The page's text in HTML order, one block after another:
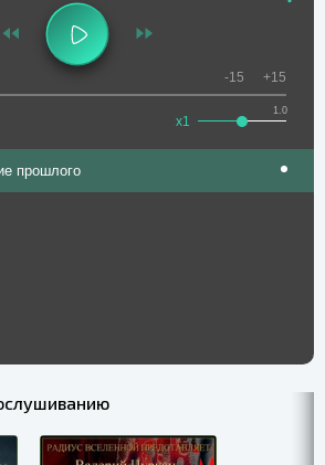
1.0
x1
-15 +15
прошлого